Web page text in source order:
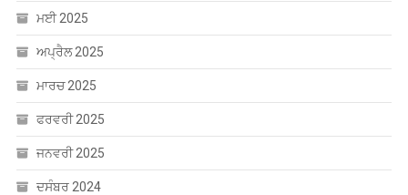
ਮਈ 2025
ਅਪ੍ਰੈਲ 2025
ਮਾਰਚ 2025
ਫਰਵਰੀ 2025
ਜਨਵਰੀ 2025
ਦਸੰਬਰ 2024